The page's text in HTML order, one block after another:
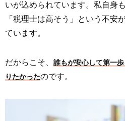
いが込められています。私自身
「税理士は高そう」という不安
ています。
だからこそ、 誰もが安心して第一
りたかったのです。